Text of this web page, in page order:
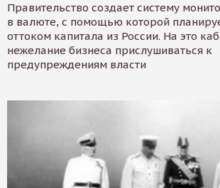
Правительство создает систему
в валюте, с помощью которой
оттоком капитала из России. На это
нежелание бизнеса прислушиваться к
предупреждениям власти